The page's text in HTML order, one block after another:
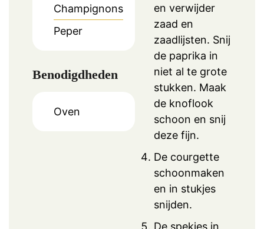
Champignons
Peper
Benodigdheden
Oven
en verwijder
zaad en
zaadlijsten. Snij
de paprika in
niet al te grote
stukken. Maak
de knoflook
schoon en snij
deze fijn.
De courgette
schoonmaken
en in stukjes
snijden.